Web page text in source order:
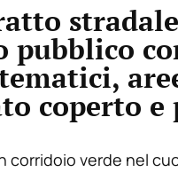
coperto
verde nel